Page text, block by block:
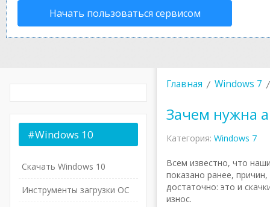
Начать пользоваться сервисом
Главная Windows 7
Зачем нужна
Категория: Windows 7
Всем известно, что
показано ранее,
достаточно: это и
износ.
#Windows 10
Скачать Windows 10
Инструменты загрузки ОС